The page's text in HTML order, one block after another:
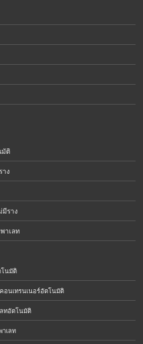
มัติ
าง
ราง
าเลท
โนมัติ
อนเทรนเนอร์อัตโนมัติ
ลทอัตโนมัติ
เลท